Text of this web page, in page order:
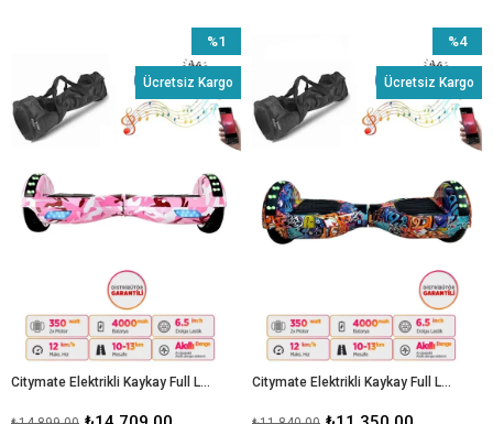
Citymate Elektrikli Kaykay Full Ledli Hoverboard Bluetooth Hoparlörlü 6.5 Inch D05
%1
İndirim
%1İndirim
Ücretsiz Kargo
Citymate Elektrikli Kaykay Full Ledli Hoverboard Bluetooth Hoparlörlü 6.5 Inch Çanta Hediyeli D11
%4
İndirim
Ücretsiz Kargo